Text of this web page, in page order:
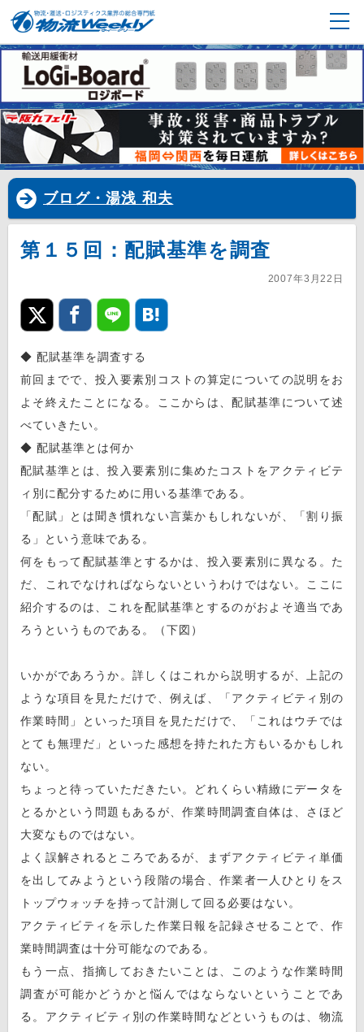
ブログ・湯浅 和夫
第１５回：配賦基準を調査
2007年3月22日
◆ 配賦基準を調査する
前回までで、投入要素別コストの算定についての説明をお
よそ終えたことになる。ここからは、配賦基準について述
べていきたい。
◆ 配賦基準とは何か
配賦基準とは、投入要素別に集めたコストをアクティビテ
ィ別に配分するために用いる基準である。
「配賦」とは聞き慣れない言葉かもしれないが、「割り振
る」という意味である。
何をもって配賦基準とするかは、投入要素別に異なる。た
だ、これでなければならないというわけではない。ここに
紹介するのは、これを配賦基準とするのがおよそ適当であ
ろうというものである。（下図）
いかがであろうか。詳しくはこれから説明するが、上記の
ような項目を見ただけで、例えば、「アクティビティ別の
作業時間」といった項目を見ただけで、「これはウチでは
とても無理だ」といった感想を持たれた方もいるかもしれ
ない。
ちょっと待っていただきたい。どれくらい精緻にデータを
とるかという問題もあるが、作業時間調査自体は、さほど
大変なものではない。
よく誤解されるところであるが、まずアクティビティ単価
を出してみようという段階の場合、作業者一人ひとりをス
トップウォッチを持って計測して回る必要はない。
アクティビティを示した作業日報を記録させることで、作
業時間調査は十分可能なのである。
もう一点、指摘しておきたいことは、このような作業時間
調査が可能かどうかと悩んではならないということであ
る。アクティビティ別の作業時間などというものは、物流